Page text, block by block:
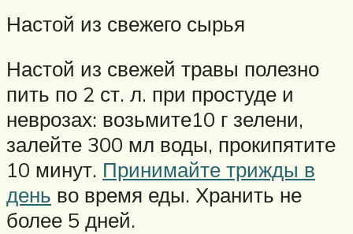
Настой из свежего сырья
Настой из свежей травы полезно
пить по 2 ст. л. при простуде и
неврозах: возьмите10 г зелени,
залейте 300 мл воды, прокипятите
10 минут. Принимайте трижды в
день во время еды. Хранить не
более 5 дней.